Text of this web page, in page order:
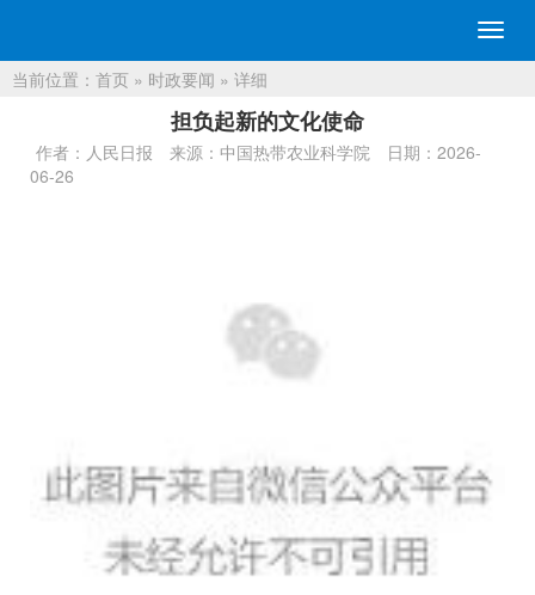
切
换
当前位置： 首页 » 时政要闻 » 详细
担负起新的文化使命
作者：人民日报 来源：中国热带农业科学院
日期：2026-
06-26